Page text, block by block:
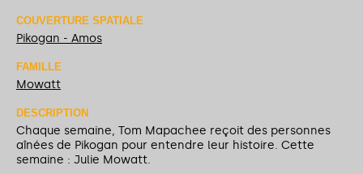
COUVERTURE SPATIALE
Pikogan - Amos
FAMILLE
Mowatt
DESCRIPTION
Chaque semaine, Tom Mapachee reçoit des personnes
aînées de Pikogan pour entendre leur histoire. Cette
semaine : Julie Mowatt.